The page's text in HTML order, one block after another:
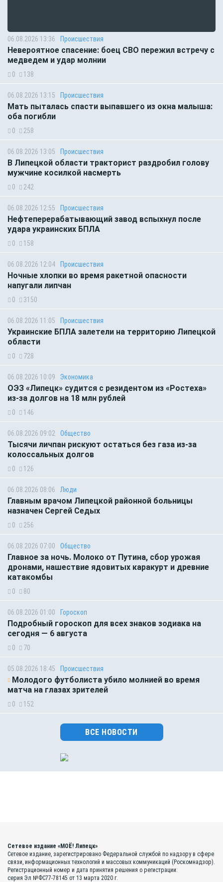
06.08.2026 13:36 Происшествия
Невероятное спасение: боец СВО пережил встречу с
медведем и удар молнии
0 138
06.08.2026 13:15 Происшествия
Мать пыталась спасти выпавшего из окна малыша:
оба погибли
0 258
06.08.2026 13:05 Происшествия
В Липецкой области тракторист раздробил голову
мужчине косилкой насмерть
0 242
06.08.2026 12:55 Происшествия
Нефтеперерабатывающий завод вспыхнул после
удара украинских БПЛА
0 158
06.08.2026 12:04 Происшествия
Ночные хлопки во время ракетной опасности
напугали липчан
0 3150
06.08.2026 11:05 Происшествия
Украинские БПЛА залетели на территорию Липецкой
области
0 728
06.08.2026 10:09 Экономика
ОЭЗ «Липецк» судится с резидентом из «Ростеха»
из-за долгов на 18 млн рублей
0 146
06.08.2026 09:02 Общество
Тысячи личпан рискуют остаться без газа из-за
колоссальных долгов
0 126
06.08.2026 08:06 Люди
Главным врачом Липецкой районной больницы
назначен Сергей Седых
0 256
06.08.2026 07:00 Общество
Главное за ночь. Молоко от Путина, сбор урожая
дронами, нашествие ядовитых каракурт и древние
катакомбы
0 80
06.08.2026 01:00 Гороскоп
Подробный гороскоп для всех знаков зодиака на
сегодня — 6 августа
0 70
05.08.2026 18:45 Происшествия
Молодого футболиста убило молнией во время
матча на глазах зрителей
0 152
ВСЕ НОВОСТИ
Сетевое издание «МОЁ! Липецк»
Сетевое издание, зарегистрировано Федеральной службой по надзору в сфере
связи, информационных технологий и массовых коммуникаций (Роскомнадзор).
Регистрационный номер и дата принятия решения о регистрации:
серия Эл №ФС77-78145 от 13 марта 2020 г.